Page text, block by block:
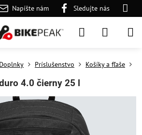
Napíšte nám Sledujte nás
Doplnky Príslušenstvo Košíky a fľaše
4.0 čierny 25 l